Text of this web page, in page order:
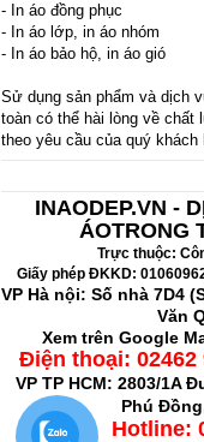
- In áo đồng phục
- In áo lớp, in áo nhóm
- In áo bảo hộ, in áo gió
Sử dụng sản phẩm và dịch
toàn có thể hài lòng về
theo yêu cầu của quý khách
INAODEP.VN -
ÁOTRONG
Trực thuộc:
Giấy phép ĐKKD:
VP Hà nội: Số nhà 7D4
Văn
Xem trên Google
Điện thoại: 02462
VP TP HCM: 2803/1A
Phú
Hotline: